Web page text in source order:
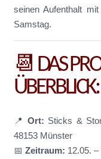
seinen Aufenthalt
Samstag.
📆 DAS
ÜBERBLICK:
📍Ort: Sticks &
48153 Münster
📅 Zeitraum: 12.05.